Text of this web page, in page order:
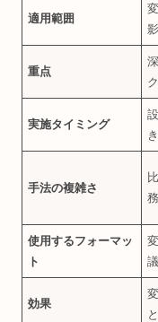
適用範囲
重点
実施タイミング
手法の複雑さ
使用するフォーマッ
ト
効果